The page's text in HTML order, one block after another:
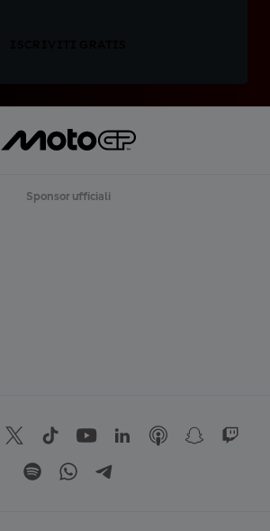
Sponsor ufficiali